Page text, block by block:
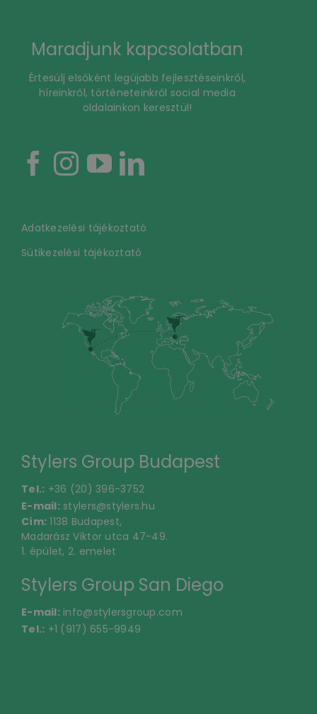
Maradjunk kapcsolatban
Értesülj elsőként legújabb fejlesztéseinkről,
híreinkről, történeteinkről social media
oldalainkon keresztül!
Adatkezelési tájékoztató
Sütikezelési tájékoztató
Stylers Group Budapest
Tel.: +36 (20) 396-3752
E-mail: stylers@stylers.hu
Cím: 1138 Budapest,
Madarász Viktor utca 47-49.
1. épület, 2. emelet
Stylers Group San Diego
E-mail: info@stylersgroup.com
Tel.: +1 (917) 655-9949